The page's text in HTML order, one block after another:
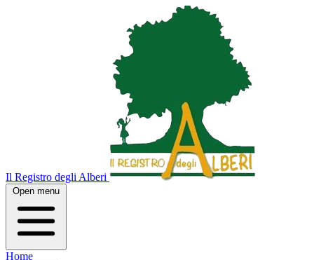
Il Registro degli Alberi
Open menu
Home